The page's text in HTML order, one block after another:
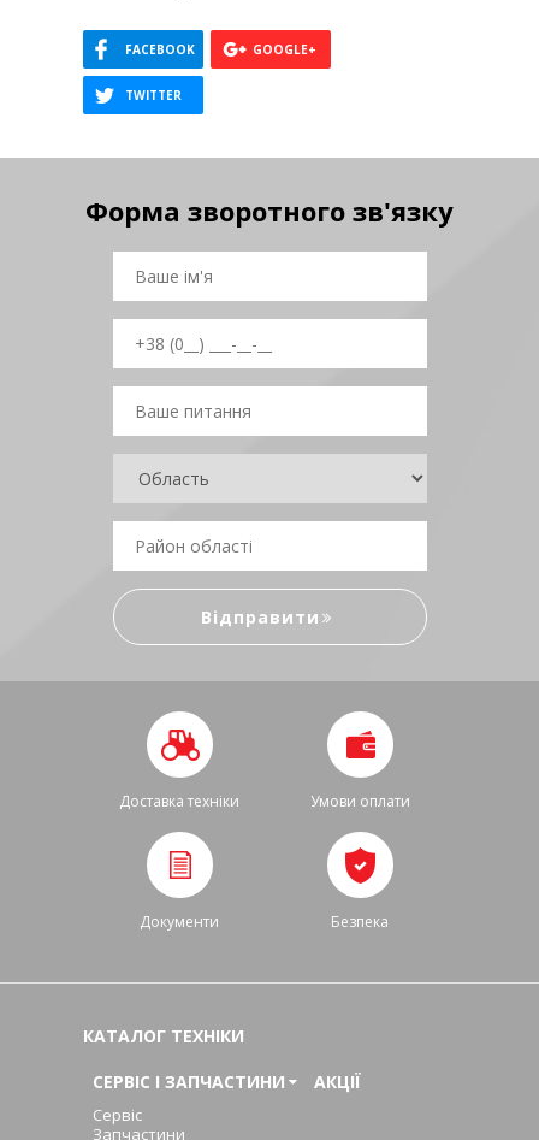
Форма зворотного зв'язку
Доставка техніки Умови оплати
Документи Безпека
КАТАЛОГ ТЕХНІКИ
СЕРВІС І ЗАПЧАСТИНИ
Сервіс
Запчастини
АКЦІЇ